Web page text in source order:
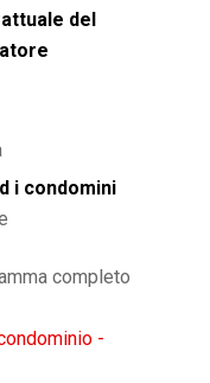
del
i condomini
completo
-